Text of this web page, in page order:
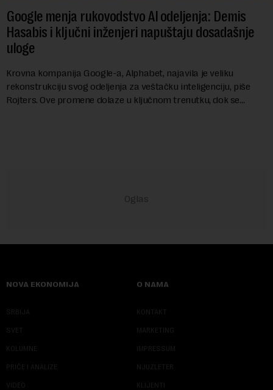
Google menja rukovodstvo AI odeljenja: Demis
Hasabis i ključni inženjeri napuštaju dosadašnje
uloge
Krovna kompanija Google-a, Alphabet, najavila je veliku
rekonstrukciju svog odeljenja za veštačku inteligenciju, piše
Rojters. Ove promene dolaze u ključnom trenutku, dok se
NOVA EKONOMIJA
SRBIJA
SVET
KOLUMNE
PRIČE I ANALIZE
VIDEO
O NAMA
KONTAKT
MARKETING
IMPRESSUM
NJUZLETER
KLIJENTI